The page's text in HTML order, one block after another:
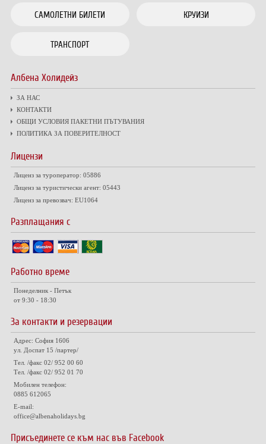
САМОЛЕТНИ БИЛЕТИ КРУИЗИ
ТРАНСПОРТ
Албена Холидейз
ЗА НАС
КОНТАКТИ
ОБЩИ УСЛОВИЯ ПАКЕТНИ ПЪТУВАНИЯ
ПОЛИТИКА ЗА ПОВЕРИТЕЛНОСТ
Лицензи
Лиценз за туроператор: 05886
Лиценз за туристически агент: 05443
Лиценз за превозвач: EU1064
Разплащания с
Работно време
Понеделник - Петък
от 9:30 - 18:30
За контакти и резервации
Адрес: София 1606
ул. Доспат 15 /партер/
Тел. /факс 02/ 952 00 60
Тел. /факс 02/ 952 01 70
Мобилен телефон:
0885 612065
E-mail:
office@albenaholidays.bg
Присъединете се към нас във Facebook